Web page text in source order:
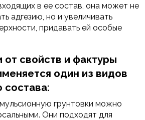
в ее состав, она может не
адгезию, но и увеличивать
придавать ей особые
от свойств и фактуры
один из видов
состава:
грунтовки можно
Они подходят для